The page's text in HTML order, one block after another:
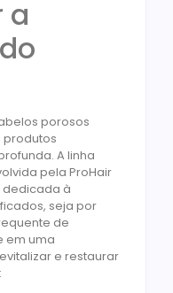
a
porosos
produtos
A linha
pela ProHair
dedicada à
seja por
de
em uma
e restaurar